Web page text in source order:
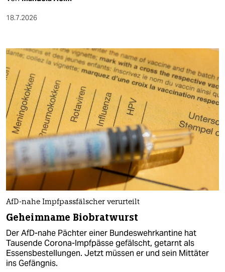
18.7.2026
AfD-nahe Impfpassfälscher verurteilt
Geheimname Biobratwurst
Der AfD-nahe Pächter einer Bundeswehrkantine hat
Tausende Corona-Impfpässe gefälscht, getarnt als
Essensbestellungen. Jetzt müssen er und sein Mittäter
ins Gefängnis.